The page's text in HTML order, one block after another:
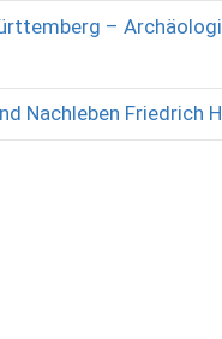
–
Nachleben Friedrich